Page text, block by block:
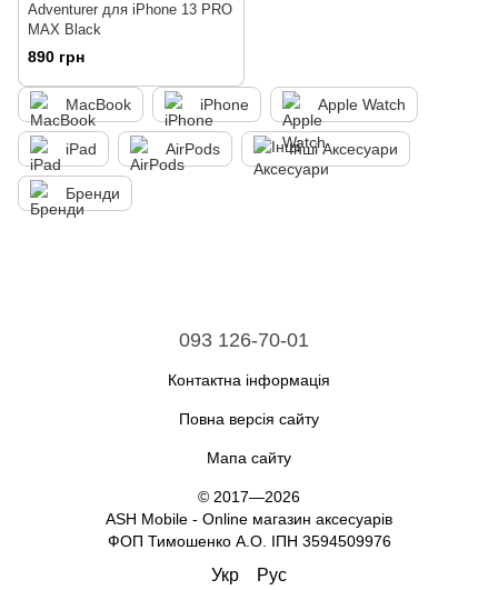
Adventurer для iPhone 13 PRO
MAX Black
890 грн
MacBook iPhone Apple Watch
iPad AirPods Інші Аксесуари
Бренди
093 126-70-01
Контактна інформація
Повна версія сайту
Мапа сайту
© 2017—2026
ASH Mobile - Online магазин аксесуарів
ФОП Тимошенко А.О. ІПН 3594509976
Укр Рус